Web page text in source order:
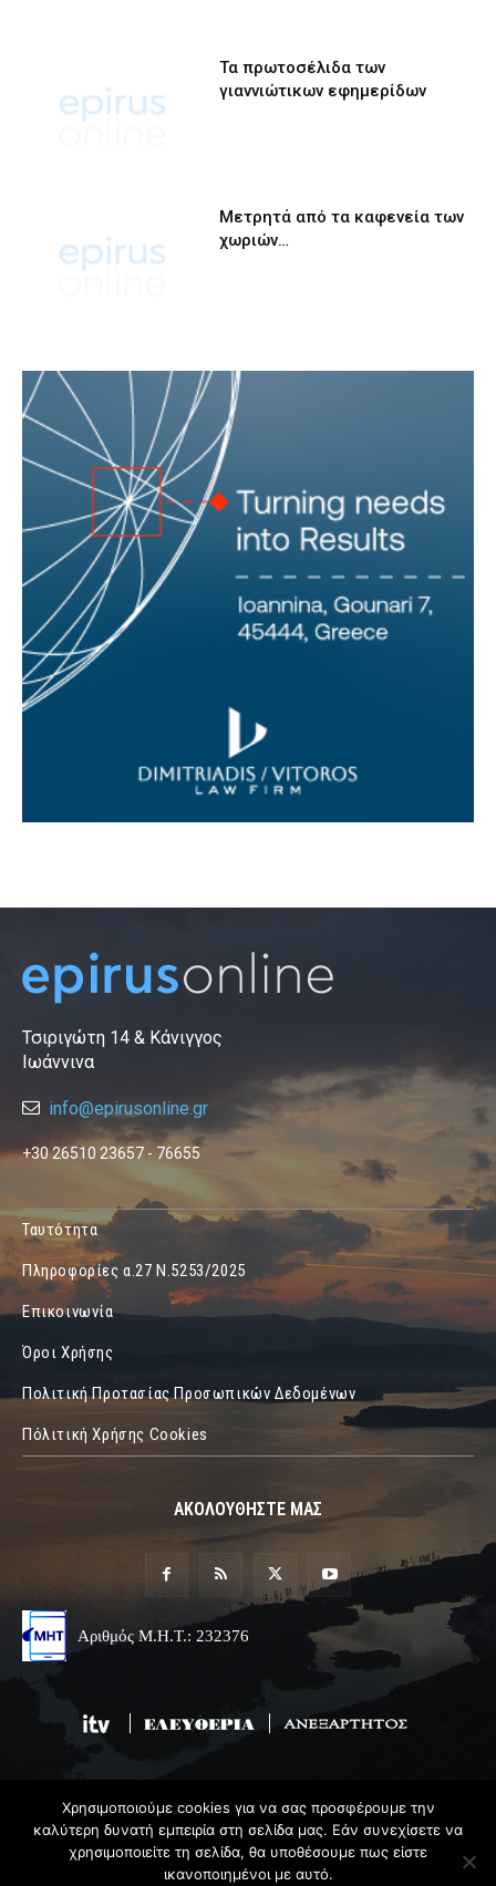
Τα πρωτοσέλιδα των
γιαννιώτικων εφημερίδων
Μετρητά από τα καφενεία των
χωριών…
Τσιριγώτη 14 & Κάνιγγος
Ιωάννινα
info@epirusonline.gr
+30 26510 23657 - 76655
Ταυτότητα
Πληροφορίες α.27 Ν.5253/2025
Επικοινωνία
Όροι Χρήσης
Πολιτική Προτασίας Προσωπικών Δεδομένων
Πόλιτική Χρήσης Cookies
ΑΚΟΛΟΥΘΗΣΤΕ ΜΑΣ
Αριθμός Μ.Η.Τ.: 232376
© 2019 Epirus Online
Σχεδιασμός & ΑνάπτυξηAngel Web
Χρησιμοποιούμε cookies για να σας προσφέρουμε την
καλύτερη δυνατή εμπειρία στη σελίδα μας. Εάν συνεχίσετε να
χρησιμοποιείτε τη σελίδα, θα υποθέσουμε πως είστε
ικανοποιημένοι με αυτό.